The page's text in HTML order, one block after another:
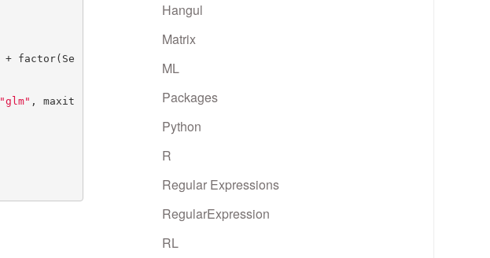
"glm" , maxit
Hangul
Matrix
ML
Packages
Python
R
Regular Expressions
RegularExpression
RL